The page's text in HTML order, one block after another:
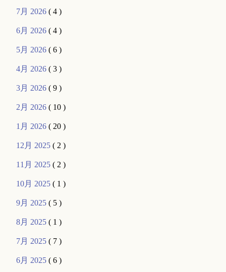
7月 2026( 4 )
6月 2026( 4 )
5月 2026( 6 )
4月 2026( 3 )
3月 2026( 9 )
2月 2026( 10 )
1月 2026( 20 )
12月 2025( 2 )
11月 2025( 2 )
10月 2025( 1 )
9月 2025( 5 )
8月 2025( 1 )
7月 2025( 7 )
6月 2025( 6 )